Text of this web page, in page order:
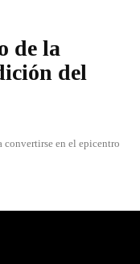
de la
del
convertirse en el epicentro